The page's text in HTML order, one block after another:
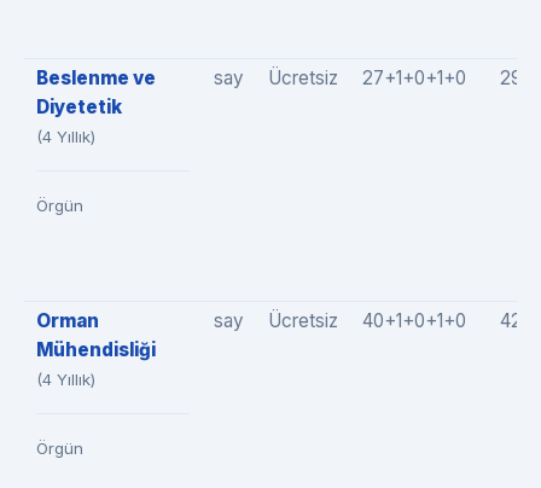
Beslenme ve
Diyetetik
(4 Yıllık)
Örgün
say Ücretsiz 27+1+0+1+0
Orman
Mühendisliği
(4 Yıllık)
Örgün
say Ücretsiz 40+1+0+1+0